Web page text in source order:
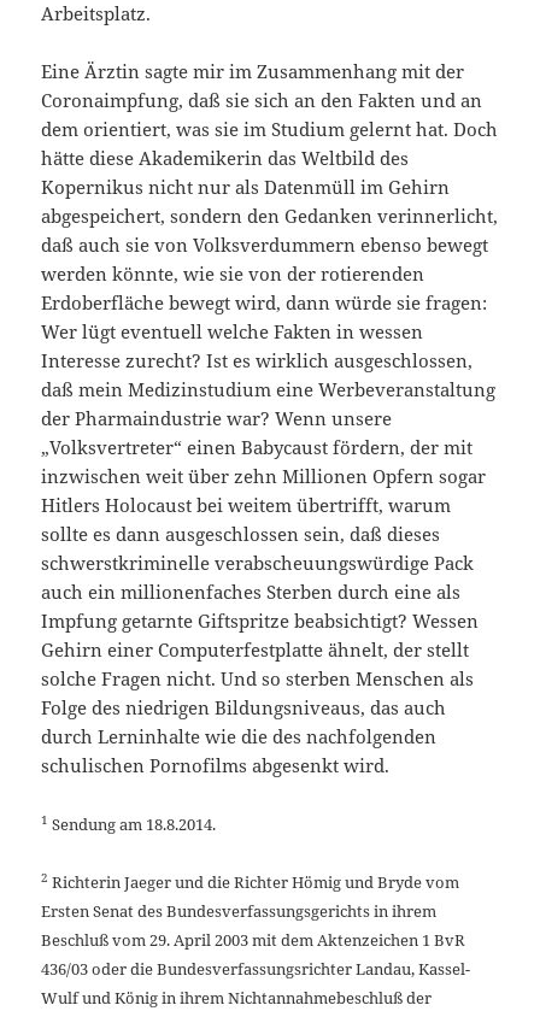
Arbeitsplatz.
Eine Ärztin sagte mir im Zusammenhang mit der
Coronaimpfung, daß sie sich an den Fakten und an
dem orientiert, was sie im Studium gelernt hat. Doch
hätte diese Akademikerin das Weltbild des
Kopernikus nicht nur als Datenmüll im Gehirn
abgespeichert, sondern den Gedanken verinnerlicht,
daß auch sie von Volksverdummern ebenso bewegt
werden könnte, wie sie von der rotierenden
Erdoberfläche bewegt wird, dann würde sie fragen:
Wer lügt eventuell welche Fakten in wessen
Interesse zurecht? Ist es wirklich ausgeschlossen,
daß mein Medizinstudium eine Werbeveranstaltung
der Pharmaindustrie war? Wenn unsere
„Volksvertreter“ einen Babycaust fördern, der mit
inzwischen weit über zehn Millionen Opfern sogar
Hitlers Holocaust bei weitem übertrifft, warum
sollte es dann ausgeschlossen sein, daß dieses
schwerstkriminelle verabscheuungswürdige Pack
auch ein millionenfaches Sterben durch eine als
Impfung getarnte Giftspritze beabsichtigt? Wessen
Gehirn einer Computerfestplatte ähnelt, der stellt
solche Fragen nicht. Und so sterben Menschen als
Folge des niedrigen Bildungsniveaus, das auch
durch Lerninhalte wie die des nachfolgenden
schulischen Pornofilms abgesenkt wird.
1 Sendung am 18.8.2014.
2 Richterin Jaeger und die Richter Hömig und Bryde vom
Ersten Senat des Bundesverfassungsgerichts in ihrem
Beschluß vom 29. April 2003 mit dem Aktenzeichen 1 BvR
436/03 oder die Bundesverfassungsrichter Landau, Kassel-
Wulf und König in ihrem Nichtannahmebeschluß der